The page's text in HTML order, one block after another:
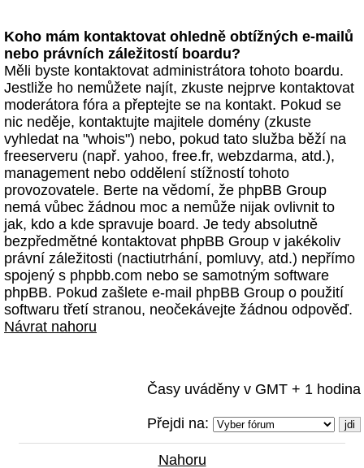
Koho mám kontaktovat ohledně obtížných e-mailů
nebo právních záležitostí boardu?
Měli byste kontaktovat administrátora tohoto boardu.
Jestliže ho nemůžete najít, zkuste nejprve kontaktovat
moderátora fóra a přeptejte se na kontakt. Pokud se
nic neděje, kontaktujte majitele domény (zkuste
vyhledat na "whois") nebo, pokud tato služba běží na
freeserveru (např. yahoo, free.fr, webzdarma, atd.),
management nebo oddělení stížností tohoto
provozovatele. Berte na vědomí, že phpBB Group
nemá vůbec žádnou moc a nemůže nijak ovlivnit to
jak, kdo a kde spravuje board. Je tedy absolutně
bezpředmětné kontaktovat phpBB Group v jakékoliv
právní záležitosti (nactiutrhání, pomluvy, atd.) nepřímo
spojený s phpbb.com nebo se samotným software
phpBB. Pokud zašlete e-mail phpBB Group o použití
softwaru třetí stranou, neočekávejte žádnou odpověď.
Návrat nahoru
Časy uváděny v GMT + 1 hodina
Přejdi na:
Nahoru